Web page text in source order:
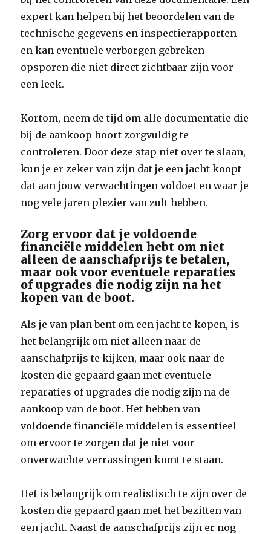
expert kan helpen bij het beoordelen van de
technische gegevens en inspectierapporten
en kan eventuele verborgen gebreken
opsporen die niet direct zichtbaar zijn voor
een leek.
Kortom, neem de tijd om alle documentatie die
bij de aankoop hoort zorgvuldig te
controleren. Door deze stap niet over te slaan,
kun je er zeker van zijn dat je een jacht koopt
dat aan jouw verwachtingen voldoet en waar je
nog vele jaren plezier van zult hebben.
Zorg ervoor dat je voldoende
financiële middelen hebt om niet
alleen de aanschafprijs te betalen,
maar ook voor eventuele reparaties
of upgrades die nodig zijn na het
kopen van de boot.
Als je van plan bent om een jacht te kopen, is
het belangrijk om niet alleen naar de
aanschafprijs te kijken, maar ook naar de
kosten die gepaard gaan met eventuele
reparaties of upgrades die nodig zijn na de
aankoop van de boot. Het hebben van
voldoende financiële middelen is essentieel
om ervoor te zorgen dat je niet voor
onverwachte verrassingen komt te staan.
Het is belangrijk om realistisch te zijn over de
kosten die gepaard gaan met het bezitten van
een jacht. Naast de aanschafprijs zijn er nog